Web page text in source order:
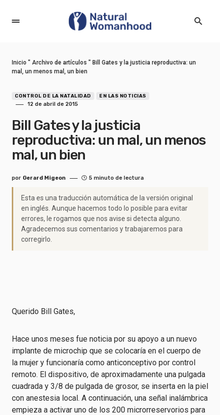
Inicio " Archivo de artículos " Bill Gates y la justicia reproductiva: un
mal, un menos mal, un bien
CONTROL DE LA NATALIDAD EN LAS NOTICIAS
12 de abril de 2015
Bill Gates y la justicia
reproductiva: un mal, un menos
mal, un bien
por Gerard Migeon 5 minuto de lectura
Esta es una traducción automática de la versión original
en inglés. Aunque hacemos todo lo posible para evitar
errores, le rogamos que nos avise si detecta alguno.
Agradecemos sus comentarios y trabajaremos para
corregirlo.
Querido Bill Gates,
Hace unos meses fue noticia por su apoyo a un nuevo
implante de microchip que se colocaría en el cuerpo de
la mujer y funcionaría como anticonceptivo por control
remoto. El dispositivo, de aproximadamente una pulgada
cuadrada y 3/8 de pulgada de grosor, se inserta en la piel
con anestesia local. A continuación, una señal inalámbrica
empieza a activar uno de los 200 microrreservorios para